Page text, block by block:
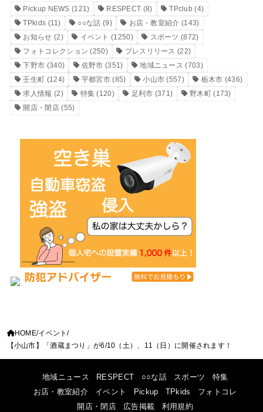
Pickup NEWS (121) RESPECT (8) TPclub (4)
TPkids (11) ○○な話 (9) お店・教室紹介 (143)
お知らせ (2) イベント (1250) スポーツ (872)
フォトコレクション (250) プレスリリース (22)
下野市 (340) 佐野市 (351) 地域ニュース (703)
壬生町 (124) 宇都宮市 (85) 小山市 (557) 栃木市 (436)
求人情報 (2) 特集 (120) 足利市 (371) 野木町(173)
開店・閉店(55)
HOME イベント
【小山市】「酒蔵まつり」が6/10（土）、11（日）に開催されます！
地域ニュース RESPECT ○○な話 スポーツ
特集
お店・教室紹介
イベント Pickup TPkids
フォトコレ
開店・閉店
広告掲載 利用規約